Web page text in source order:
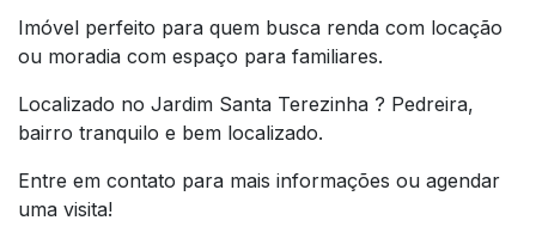
Imóvel perfeito para quem busca renda com locação
ou moradia com espaço para familiares.
Localizado no Jardim Santa Terezinha ? Pedreira,
bairro tranquilo e bem localizado.
Entre em contato para mais informações ou agendar
uma visita!